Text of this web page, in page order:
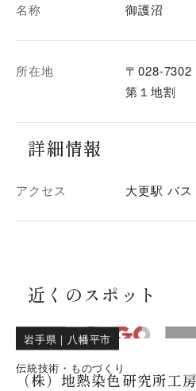
名称 御護沼
所在地
〒028-7302
第１地割
詳細情報
アクセス 大更駅 バス
近くのスポット
岩手県 ｜ 八幡平市
伝統技術・ものづくり
（株）地熱染色研究所工